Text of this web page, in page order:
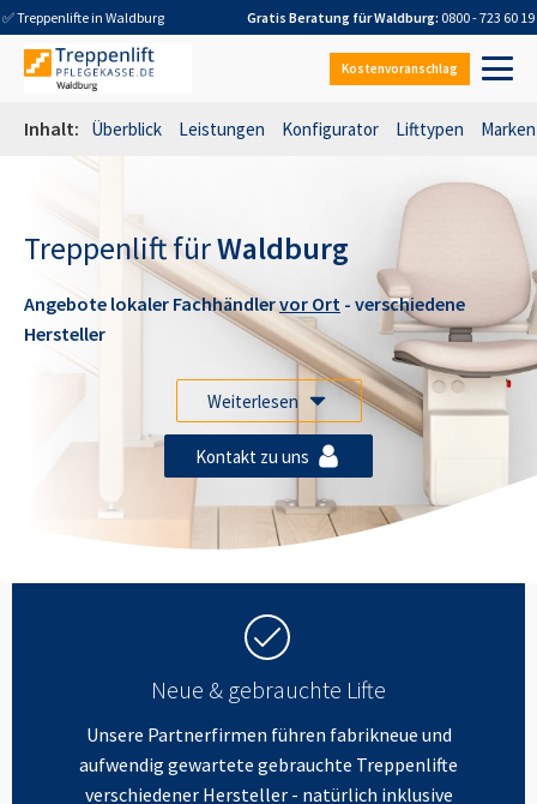
✅ Treppenlifte in Waldburg Gratis Beratung fürWaldburg: 0800 - 723 60 19
Kostenvoranschlag
Inhalt: Überblick Leistungen Konfigurator Lifttypen Marken
Treppenlift fürWaldburg
Angebote lokaler Fachhändlervor Ort - verschiedene
Hersteller
Weiterlesen
Kontakt zu uns
Neue & gebrauchte Lifte
Unsere Partnerfirmen führen fabrikneue und
aufwendig gewartete gebrauchte Treppenlifte
verschiedener Hersteller - natürlich inklusive